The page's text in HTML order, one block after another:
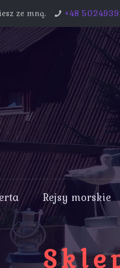
ze mną. +48
Rejsy morskie